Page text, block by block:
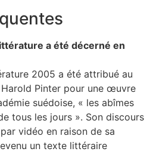
a été décerné en
2005 a été attribué au
Pinter pour une œuvre
suédoise, « les abîmes
tous les jours ». Son discours
vidéo en raison de sa
un texte littéraire